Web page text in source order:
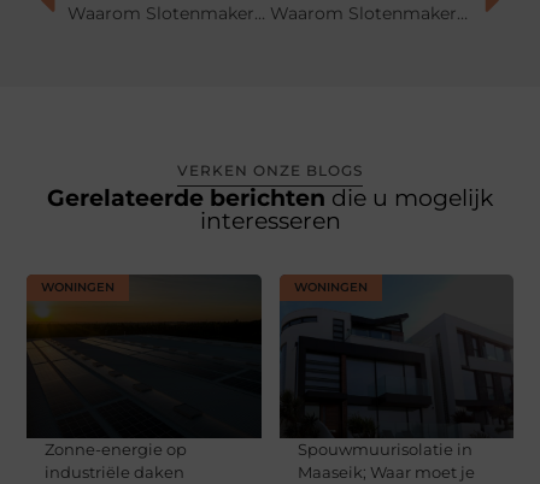
Waarom Slotenmaker Tienen inschakelen? Waarom Slotenmaker Mol inschakelen?
VERKEN ONZE BLOGS
Gerelateerde berichten die u mogelijk
interesseren
WONINGEN
Zonne-energie op
industriële daken
WONINGEN
Spouwmuurisolatie in
Maaseik; Waar moet je